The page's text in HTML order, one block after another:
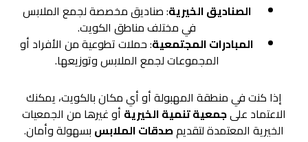
الصناديق الخيرية: صناديق مخصصة لجمع الملابس
في مختلف مناطق الكويت.
المبادرات المجتمعية: حملات تطوعية من الأفراد أو
المجموعات لجمع الملابس وتوزيعها.
إذا كنت في منطقة المهبولة أو أي مكان بالكويت، يمكنك
الاعتماد علىجمعية تنمية الخيرية أو غيرها من الجمعيات
الخيرية المعتمدة لتقديمصدقات الملابس بسهولة وأمان.